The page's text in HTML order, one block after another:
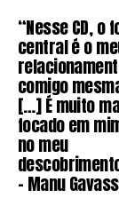
“Nesse CD, o
central é o
comigo
[…] É muito
focado em
no meu
– Manu